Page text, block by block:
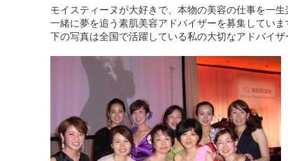
モイスティーヌが大好きで、本物の美容の仕事を一生
一緒に夢を追う素肌美容アドバイザーを募集していま
下の写真は全国で活躍している私の大切なアドバイ